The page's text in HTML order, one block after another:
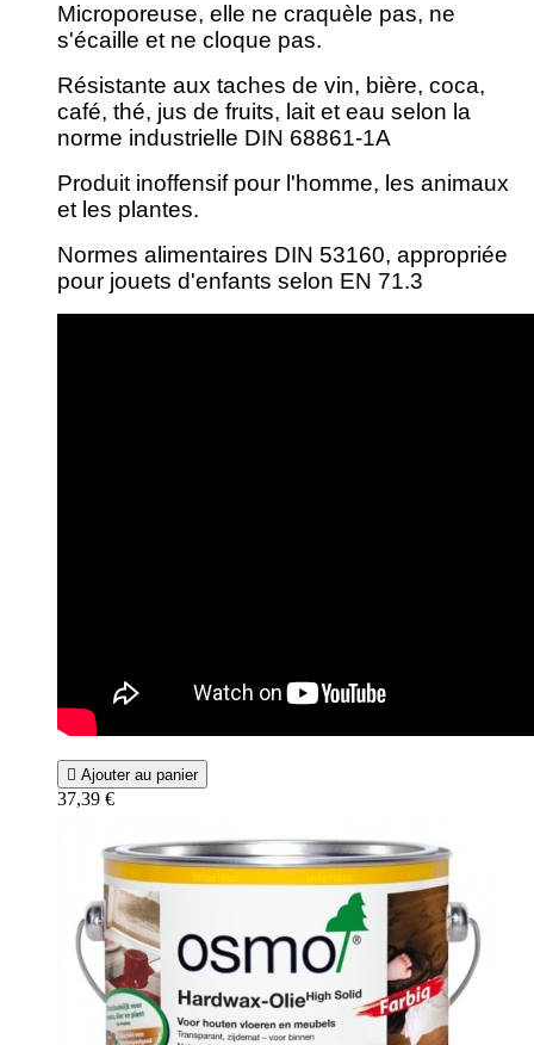
Microporeuse, elle ne craquèle pas, ne
s'écaille et ne cloque pas.
Résistante aux taches de vin, bière, coca,
café, thé, jus de fruits, lait et eau selon la
norme industrielle DIN 68861-1A
Produit inoffensif pour l'homme, les animaux
et les plantes.
Normes alimentaires DIN 53160, appropriée
pour jouets d'enfants selon EN 71.3
 Ajouter au panier
37,39 €